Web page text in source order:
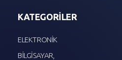
KATEGORİLER
ELEKTRONİK
BİLGİSAYAR,